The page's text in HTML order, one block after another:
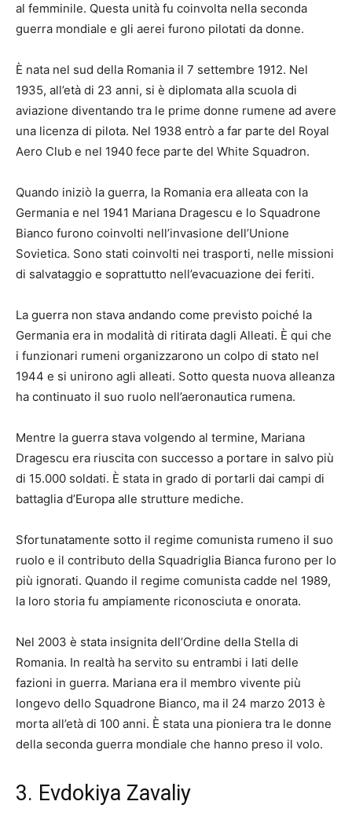
al femminile. Questa unità fu coinvolta nella seconda
guerra mondiale e gli aerei furono pilotati da donne.
È nata nel sud della Romania il 7 settembre 1912. Nel
1935, all’età di 23 anni, si è diplomata alla scuola di
aviazione diventando tra le prime donne rumene ad avere
una licenza di pilota. Nel 1938 entrò a far parte del Royal
Aero Club e nel 1940 fece parte del White Squadron.
Quando iniziò la guerra, la Romania era alleata con la
Germania e nel 1941 Mariana Dragescu e lo Squadrone
Bianco furono coinvolti nell’invasione dell’Unione
Sovietica. Sono stati coinvolti nei trasporti, nelle missioni
di salvataggio e soprattutto nell’evacuazione dei feriti.
La guerra non stava andando come previsto poiché la
Germania era in modalità di ritirata dagli Alleati. È qui che
i funzionari rumeni organizzarono un colpo di stato nel
1944 e si unirono agli alleati. Sotto questa nuova alleanza
ha continuato il suo ruolo nell’aeronautica rumena.
Mentre la guerra stava volgendo al termine, Mariana
Dragescu era riuscita con successo a portare in salvo più
di 15.000 soldati. È stata in grado di portarli dai campi di
battaglia d’Europa alle strutture mediche.
Sfortunatamente sotto il regime comunista rumeno il suo
ruolo e il contributo della Squadriglia Bianca furono per lo
più ignorati. Quando il regime comunista cadde nel 1989,
la loro storia fu ampiamente riconosciuta e onorata.
Nel 2003 è stata insignita dell’Ordine della Stella di
Romania. In realtà ha servito su entrambi i lati delle
fazioni in guerra. Mariana era il membro vivente più
longevo dello Squadrone Bianco, ma il 24 marzo 2013 è
morta all’età di 100 anni. È stata una pioniera tra le donne
della seconda guerra mondiale che hanno preso il volo.
3. Evdokiya Zavaliy